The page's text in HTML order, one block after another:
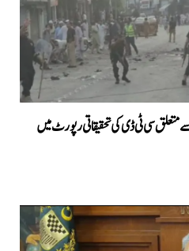
سی ٹی ڈی کی تحقیقاتی رپورٹ میں